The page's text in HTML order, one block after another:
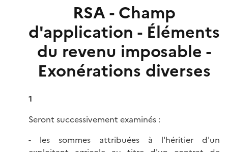
RSA - Champ
d'application - Éléments
du revenu imposable -
Exonérations diverses
1
Seront successivement examinés :
- les sommes attribuées à l'héritier d'un